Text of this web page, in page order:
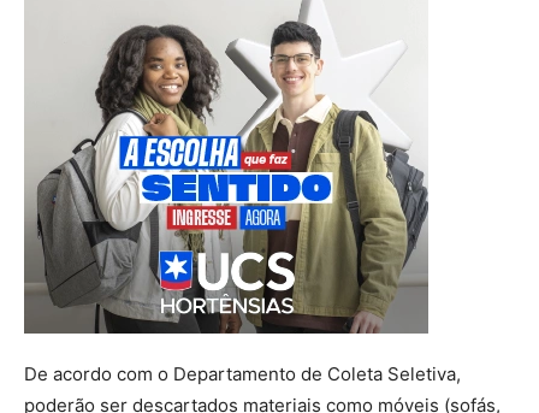
De acordo com o Departamento de Coleta Seletiva,
poderão ser descartados materiais como móveis (sofás,